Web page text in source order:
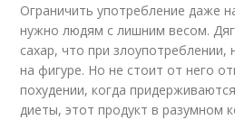
Ограничить употребление даже
нужно людям с лишним весом.
сахар, что при злоупотреблении,
на фигуре. Но не стоит от него
похудении, когда
диеты, этот продукт в разумном